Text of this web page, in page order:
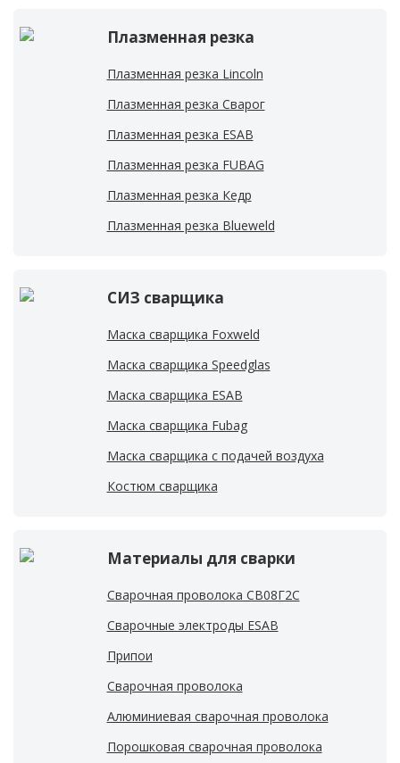
Плазменная резка
Плазменная резка Lincoln
Плазменная резка Сварог
Плазменная резка ESAB
Плазменная резка FUBAG
Плазменная резка Кедр
Плазменная резка Blueweld
СИЗ сварщика
Маска сварщика Foxweld
Маска сварщика Speedglas
Маска сварщика ESAB
Маска сварщика Fubag
Маска сварщика с подачей воздуха
Костюм сварщика
Материалы для сварки
Сварочная проволока СВ08Г2С
Сварочные электроды ESAB
Припои
Сварочная проволока
Алюминиевая сварочная проволока
Порошковая сварочная проволока